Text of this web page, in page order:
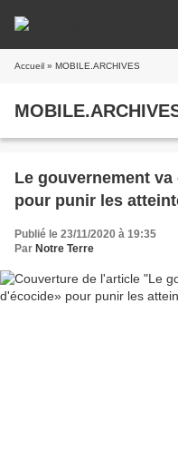
Accueil » MOBILE.ARCHIVES
Le gouvernement
pour punir les
Publié le 23/11/2020 à 19:35
Par Notre Terre